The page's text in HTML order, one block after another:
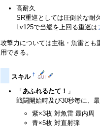
高耐久
SR重巡としては圧倒的な耐
Lv125で当艦を上回る重巡は
攻撃力については主砲・魚雷とも
用できる。
スキル †
「 あふれるたて！ 」
戦闘開始時及び30秒毎に、
紫×3枚 対魚雷 最内周
青×5枚 対直射弾